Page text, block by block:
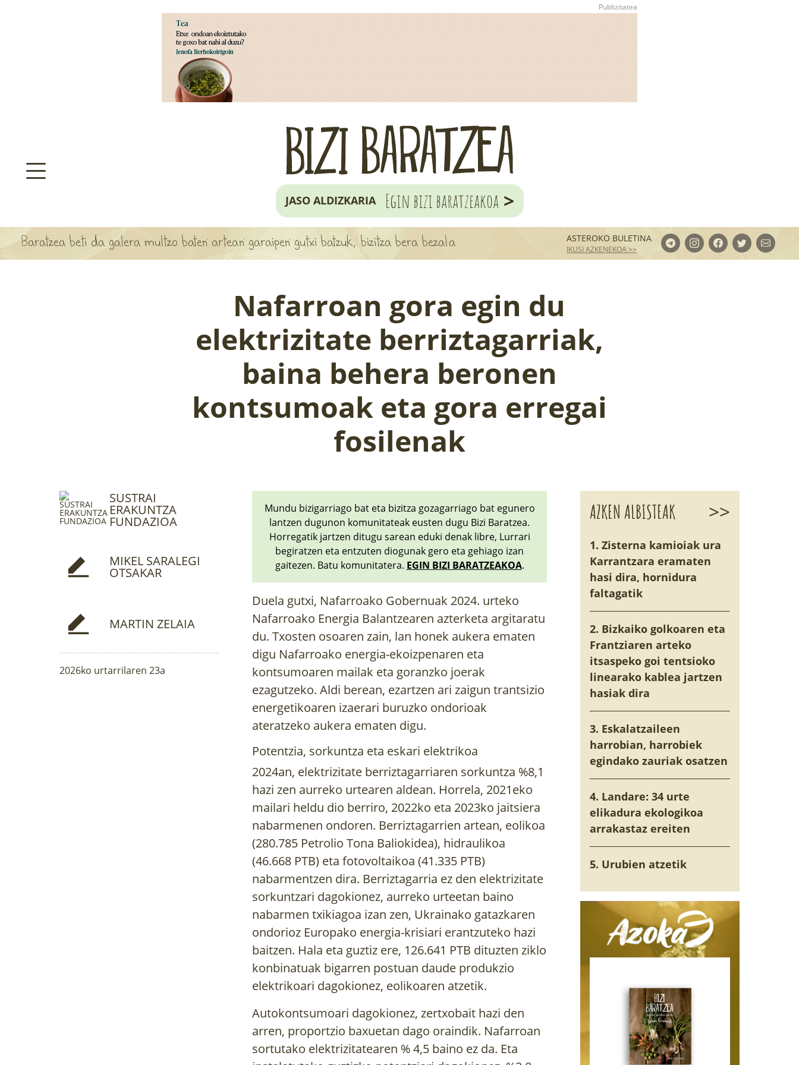
ARBOLA APARTEN MAPA
JASO ALDIZKARIA Egin bizi baratzeakoa >
Baratzea beti da galera multzo baten artean garaipen gutxi batzuk, bizitza bera bezala ASTEROKO BULETINA
IKUSI AZKENEKOA >>
Nafarroan gora egin du
elektrizitate berriztagarriak,
baina behera beronen
kontsumoak eta gora erregai
fosilenak
SUSTRAI
ERAKUNTZA
FUNDAZIOA
MIKEL SARALEGI
OTSAKAR
MARTIN ZELAIA
2026ko urtarrilaren 23a
Mundu bizigarriago bat eta bizitza gozagarriago bat egunero
lantzen dugunon komunitateak eusten dugu Bizi Baratzea.
Horregatik jartzen ditugu sarean eduki denak libre, Lurrari
begiratzen eta entzuten diogunak gero eta gehiago izan
gaitezen. Batu komunitatera. EGIN BIZI BARATZEAKOA.
Duela gutxi, Nafarroako Gobernuak 2024. urteko
Nafarroako Energia Balantzearen azterketa argitaratu
du. Txosten osoaren zain, lan honek aukera ematen
digu Nafarroako energia-ekoizpenaren eta
kontsumoaren mailak eta goranzko joerak
ezagutzeko. Aldi berean, ezartzen ari zaigun trantsizio
energetikoaren izaerari buruzko ondorioak
ateratzeko aukera ematen digu.
Potentzia, sorkuntza eta eskari elektrikoa
2024an, elektrizitate berriztagarriaren sorkuntza %8,1
hazi zen aurreko urtearen aldean. Horrela, 2021eko
mailari heldu dio berriro, 2022ko eta 2023ko jaitsiera
nabarmenen ondoren. Berriztagarrien artean, eolikoa
(280.785 Petrolio Tona Baliokidea), hidraulikoa
(46.668 PTB) eta fotovoltaikoa (41.335 PTB)
nabarmentzen dira. Berriztagarria ez den elektrizitate
sorkuntzari dagokionez, aurreko urteetan baino
nabarmen txikiagoa izan zen, Ukrainako gatazkaren
ondorioz Europako energia-krisiari erantzuteko hazi
baitzen. Hala eta guztiz ere, 126.641 PTB dituzten ziklo
konbinatuak bigarren postuan daude produkzio
elektrikoari dagokionez, eolikoaren atzetik.
Autokontsumoari dagokionez, zertxobait hazi den
arren, proportzio baxuetan dago oraindik. Nafarroan
sortutako elektrizitatearen % 4,5 baino ez da. Eta
AZKEN ALBISTEAK >>
1. Zisterna kamioiak ura
Karrantzara eramaten
hasi dira, hornidura
faltagatik
2. Bizkaiko golkoaren eta
Frantziaren arteko
itsaspeko goi tentsioko
linearako kablea jartzen
hasiak dira
3. Eskalatzaileen
harrobian, harrobiek
egindako zauriak osatzen
4. Landare: 34 urte
elikadura ekologikoa
arrakastaz ereiten
5. Urubien atzetik